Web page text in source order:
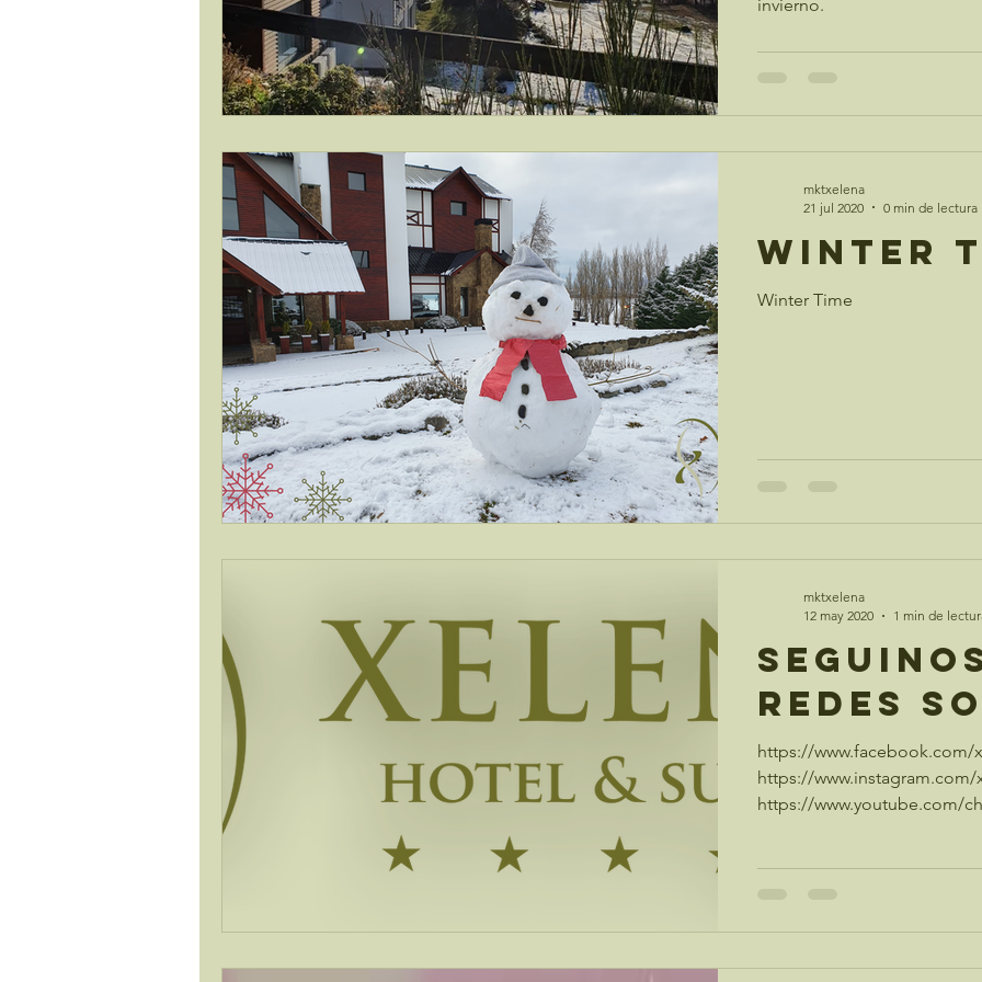
invierno.
Winter
Winter Time
mktxelena
21 jul 2020
0 min de lectura
Redes
https://www.facebook.com/
https://
https://www.youtube.com/
mktxelena
12 may 2020
1 min de